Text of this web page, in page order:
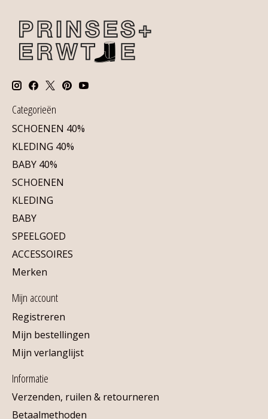
Categorieën
SCHOENEN 40%
KLEDING 40%
BABY 40%
SCHOENEN
KLEDING
BABY
SPEELGOED
ACCESSOIRES
Merken
Mijn account
Registreren
Mijn bestellingen
Mijn verlanglijst
Informatie
Verzenden, ruilen & retourneren
Betaalmethoden